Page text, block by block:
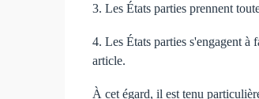
3. Les États parties prennent
4. Les États parties s'engagent à
article.
À cet égard, il est tenu